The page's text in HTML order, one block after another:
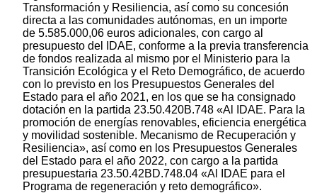
Transformación y Resiliencia, así como su concesión
directa a las comunidades autónomas, en un importe
de 5.585.000,06 euros adicionales, con cargo al
presupuesto del IDAE, conforme a la previa transferencia
de fondos realizada al mismo por el Ministerio para la
Transición Ecológica y el Reto Demográfico, de acuerdo
con lo previsto en los Presupuestos Generales del
Estado para el año 2021, en los que se ha consignado
dotación en la partida 23.50.420B.748 «Al IDAE. Para la
promoción de energías renovables, eficiencia energética
y movilidad sostenible. Mecanismo de Recuperación y
Resiliencia», así como en los Presupuestos Generales
del Estado para el año 2022, con cargo a la partida
presupuestaria 23.50.42BD.748.04 «Al IDAE para el
Programa de regeneración y reto demográfico».